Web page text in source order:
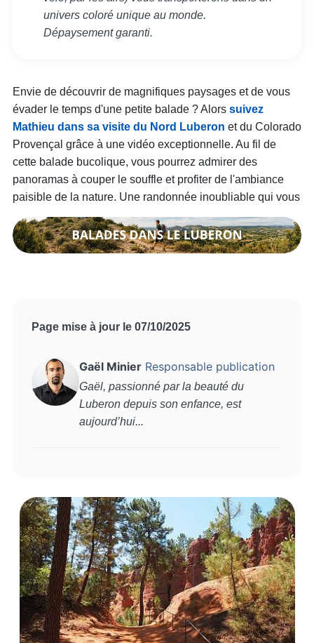
univers coloré unique au monde.
Dépaysement garanti.
Envie de découvrir de magnifiques paysages et de vous
évader le temps d'une petite balade ? Alors suivez
Mathieu dans sa visite du Nord Luberon et du Colorado
Provençal grâce à une vidéo exceptionnelle. Au fil de
cette balade bucolique, vous pourrez admirer des
panoramas à couper le souffle et profiter de l'ambiance
paisible de la nature. Une randonnée inoubliable qui vous
Page mise à jour le 07/10/2025
Gaël Minier Responsable publication
Gaël, passionné par la beauté du
Luberon depuis son enfance, est
aujourd’hui...